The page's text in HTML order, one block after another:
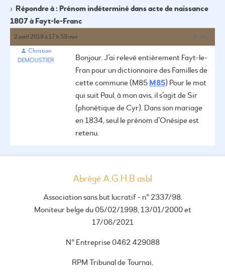
› Répondre à : Prénom indéterminé dans acte de naissance
1807 à Fayt-le-Franc
2 avril 2019 à 17 h 59 min
Christian
DEMOUSTIER
Bonjour.J’ai relevé entièrement Fayt-le-
Fran pour un dictionnaire des Familles de
cette commune (M85 M85) Pour le mot
qui suit Paul, à mon avis, il s’agit de Sir
(phonétique de Cyr). Dans son mariage
en 1834, seul le prénom d’Onésipe est
retenu.
Abrégé A.G.H.B asbl
Association sans but lucratif - n° 2337/98.
Moniteur belge du 05/02/1998, 13/01/2000 et
17/06/2021
N° Entreprise 0462 429088
RPM Tribunal de Tournai,